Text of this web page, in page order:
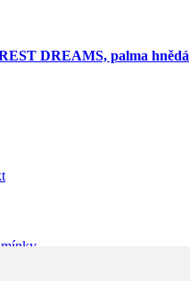
DREAMS, palma hnědá